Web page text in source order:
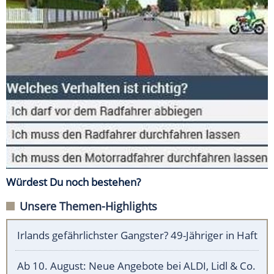
Würdest Du noch bestehen?
Unsere Themen-Highlights
Irlands gefährlichster Gangster? 49-Jähriger in Haft
Ab 10. August: Neue Angebote bei ALDI, Lidl & Co.